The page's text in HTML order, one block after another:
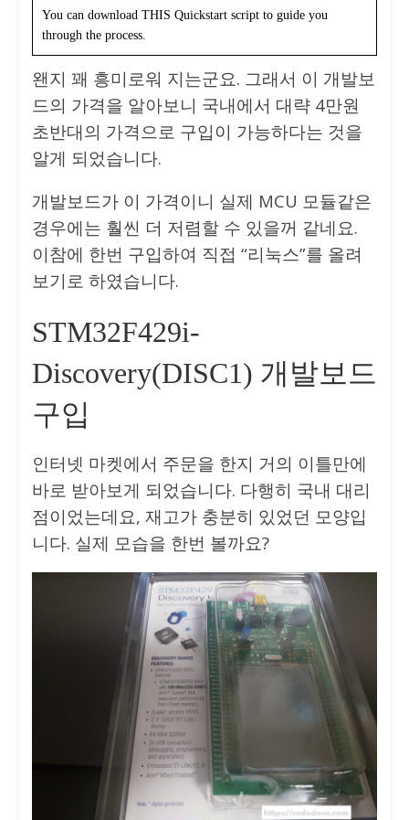
You can download THIS Quickstart script to guide you
through the process.
왠지 꽤 흥미로워 지는군요. 그래서 이 개발보
드의 가격을 알아보니 국내에서 대략 4만원
초반대의 가격으로 구입이 가능하다는 것을
알게 되었습니다.
개발보드가 이 가격이니 실제 MCU 모듈같은
경우에는 훨씬 더 저렴할 수 있을꺼 같네요.
이참에 한번 구입하여 직접 “리눅스”를 올려
보기로 하였습니다.
STM32F429i-
Discovery(DISC1) 개발보드
구입
인터넷 마켓에서 주문을 한지 거의 이틀만에
바로 받아보게 되었습니다. 다행히 국내 대리
점이었는데요, 재고가 충분히 있었던 모양입
니다. 실제 모습을 한번 볼까요?